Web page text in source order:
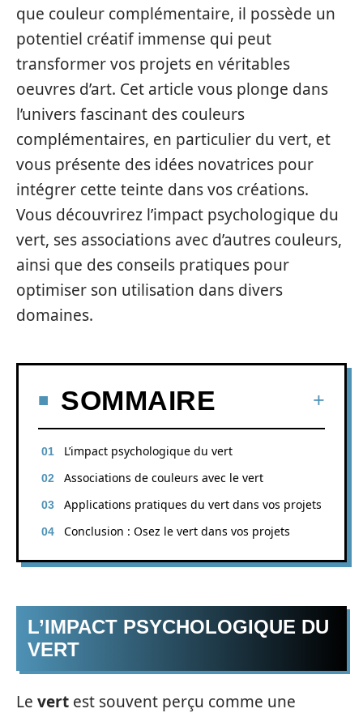
que couleur complémentaire, il possède un
potentiel créatif immense qui peut
transformer vos projets en véritables
oeuvres d’art. Cet article vous plonge dans
l’univers fascinant des couleurs
complémentaires, en particulier du vert, et
vous présente des idées novatrices pour
intégrer cette teinte dans vos créations.
Vous découvrirez l’impact psychologique du
vert, ses associations avec d’autres couleurs,
ainsi que des conseils pratiques pour
optimiser son utilisation dans divers
domaines.
SOMMAIRE
L’impact psychologique du vert
Associations de couleurs avec le vert
Applications pratiques du vert dans vos projets
Conclusion : Osez le vert dans vos projets
L’IMPACT PSYCHOLOGIQUE DU
VERT
Le vert est souvent perçu comme une